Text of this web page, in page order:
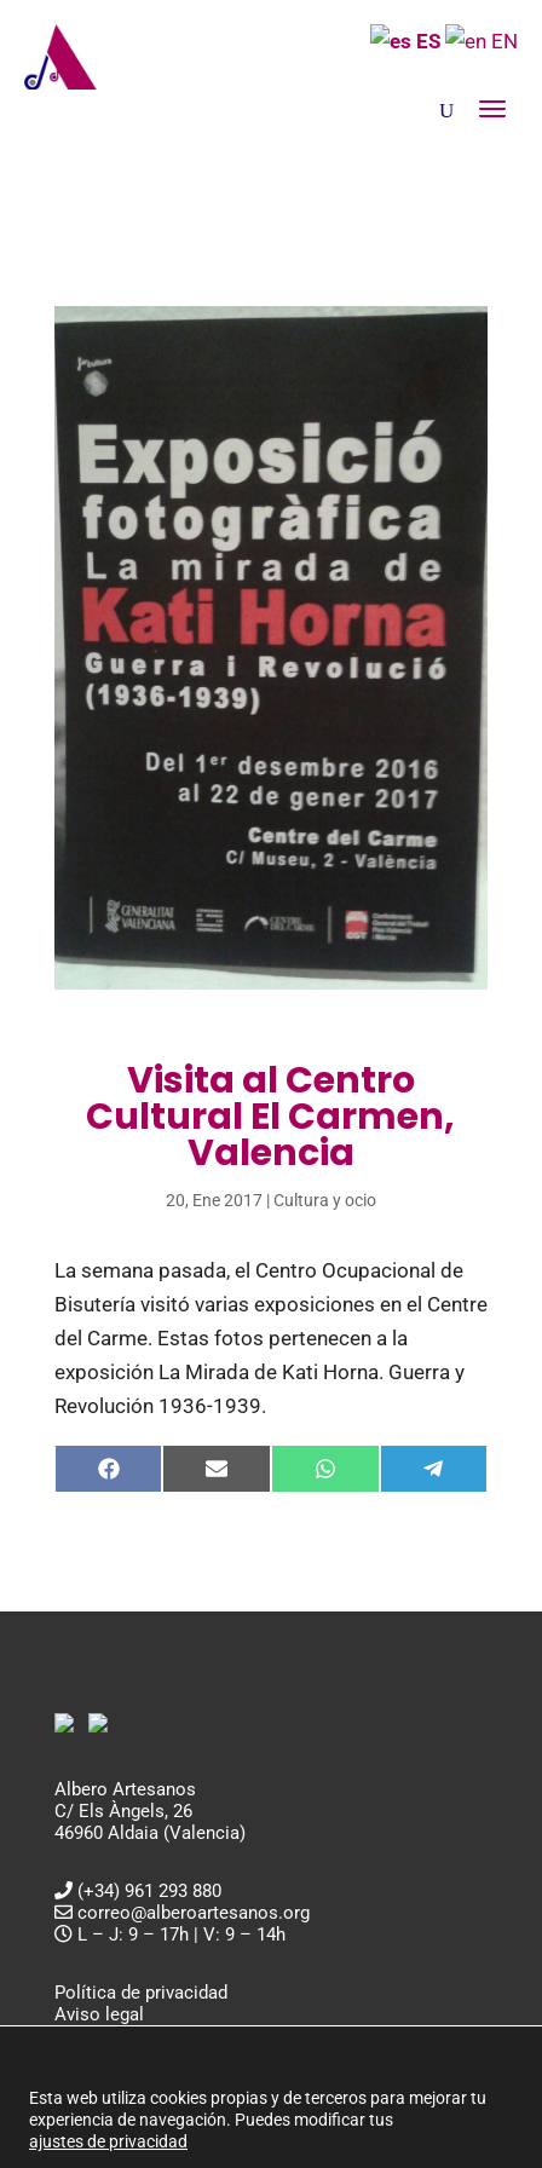
ES EN
Visita al Centro
Cultural El Carmen,
Valencia
20, Ene 2017|Cultura y ocio
La semana pasada, el Centro Ocupacional de
Bisutería visitó varias exposiciones en el Centre
del Carme. Estas fotos pertenecen a la
exposición La Mirada de Kati Horna. Guerra y
Revolución 1936-1939.
Compartir
en
Compartir
en
Compartir
en
Compartir
en
Albero Artesanos
C/ Els Àngels, 26
46960 Aldaia (Valencia)
(+34) 961 293 880
correo@alberoartesanos.org
L – J: 9 – 17h | V: 9 – 14h
Política de privacidad
Aviso legal
ALBERO ARTESANOS ©
Esta web utiliza cookies propias y de terceros para mejorar tu
experiencia de navegación. Puedes modificar tus
ajustes de privacidad